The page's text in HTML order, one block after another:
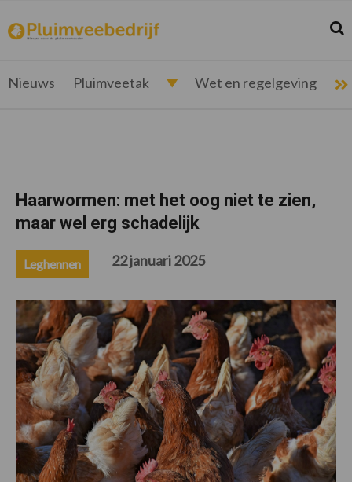
de
hoofdnavigatie
de
hoofd
de
eerste
de
voettekst
pluimveebedrijf.nl
Nieuws
pluimveehouder
Nieuws Pluimveetak Wet en regelgeving
Haarwormen: met het oog niet te zien,
maar wel erg schadelijk
Leghennen 22 januari 2025